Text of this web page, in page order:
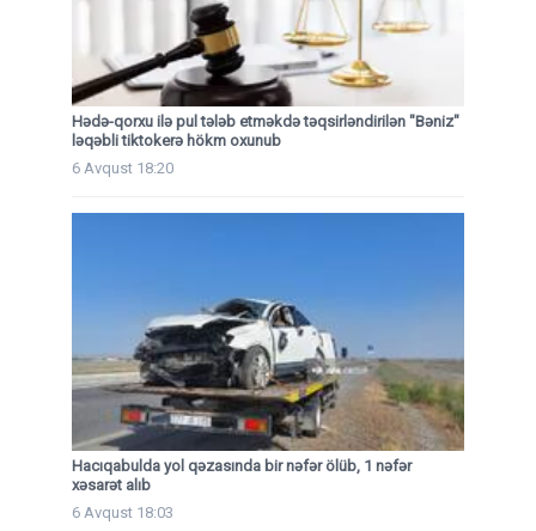
Hədə-qorxu ilə pul tələb etməkdə təqsirləndirilən "Bəniz"
ləqəbli tiktokerə hökm oxunub
6 Avqust 18:20
Hacıqabulda yol qəzasında bir nəfər ölüb, 1 nəfər
xəsarət alıb
6 Avqust 18:03